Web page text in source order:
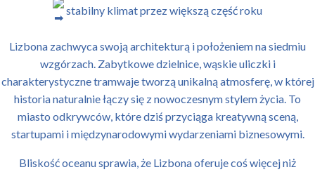
stabilny klimat przez większą część roku
Lizbona zachwyca swoją architekturą i położeniem na siedmiu
wzgórzach. Zabytkowe dzielnice, wąskie uliczki i
charakterystyczne tramwaje tworzą unikalną atmosferę, w której
historia naturalnie łączy się z nowoczesnym stylem życia. To
miasto odkrywców, które dziś przyciąga kreatywną sceną,
startupami i międzynarodowymi wydarzeniami biznesowymi.
Bliskość oceanu sprawia, że Lizbona oferuje coś więcej niż